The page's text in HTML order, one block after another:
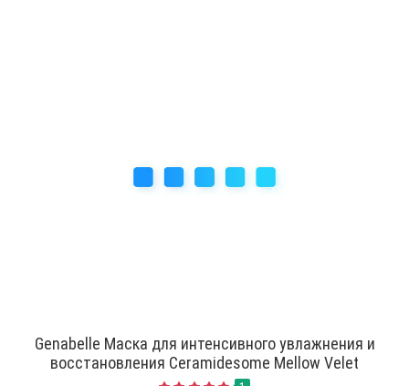
Genabelle Маска для интенсивного увлажнения и
восстановления Ceramidesome Mellow Velet